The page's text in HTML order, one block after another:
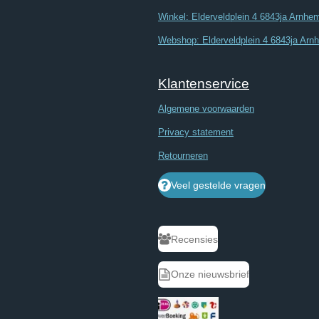
Winkel: Elderveldplein 4 6843ja
Webshop: Elderveldplein 4 6843ja
Klantenservice
Algemene voorwaarden
Privacy statement
Retourneren
Veel gestelde vragen
Recensies
Onze nieuwsbrief